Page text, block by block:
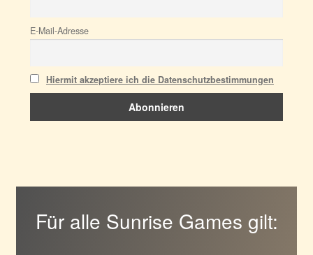
E-Mail-Adresse
Hiermit akzeptiere ich die Datenschutzbestimmungen
Für alle Sunrise Games gilt: